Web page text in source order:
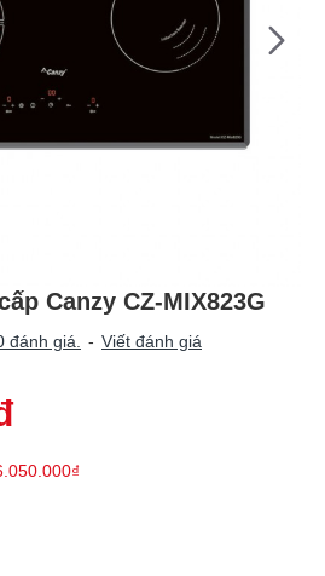
Canzy CZ-MIX823G
đánh giá. - Viết đánh giá